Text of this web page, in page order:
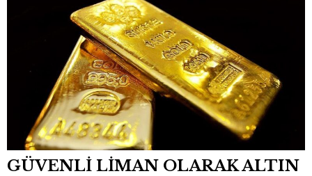
GÜVENLİ LİMAN OLARAK ALTIN